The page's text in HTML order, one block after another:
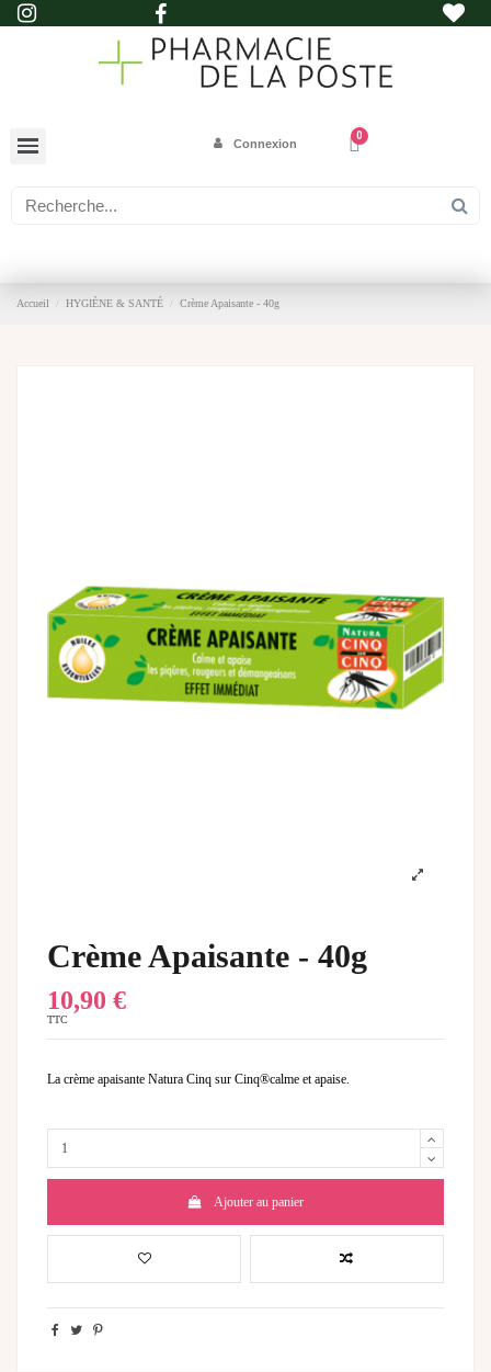
Connexion
Accueil HYGIÈNE & SANTÉ Crème Apaisante - 40g
Crème Apaisante - 40g
10,90 €
TTC
La crème apaisante Natura Cinq sur Cinq®calme et apaise.
Ajouter au panier